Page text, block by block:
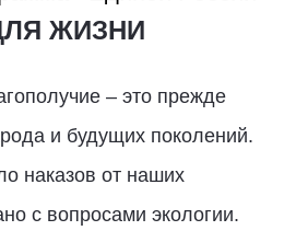
ЖИЗНИ
– это прежде
и будущих поколений.
наказов от наших
с вопросами экологии.